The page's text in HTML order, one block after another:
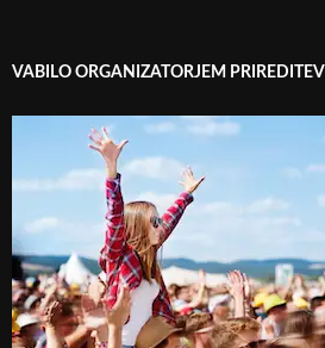
VABILO ORGANIZATORJEM PRIREDITEV